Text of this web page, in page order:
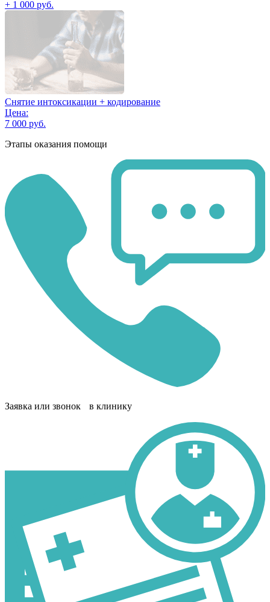
+ 1 000 руб.
Снятие интоксикации + кодирование
Цена:
7 000 руб.
Этапы оказания помощи
Заявка или звонок в клинику